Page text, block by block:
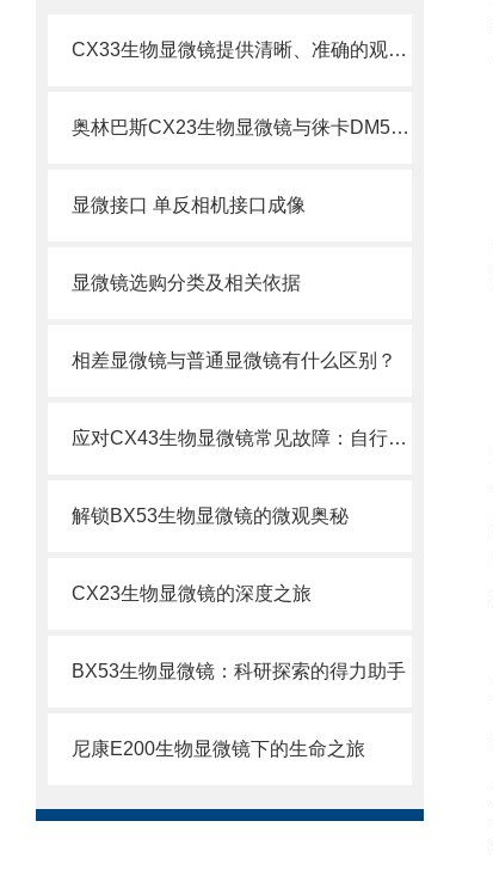
CX33生物显微镜提供清晰、准确的观察和分析样本的能力
奥林巴斯CX23生物显微镜与徕卡DM500生物显微镜比较
显微接口 单反相机接口成像
显微镜选购分类及相关依据
相差显微镜与普通显微镜有什么区别？
应对CX43生物显微镜常见故障：自行排查与解决妙招
解锁BX53生物显微镜的微观奥秘
CX23生物显微镜的深度之旅
BX53生物显微镜：科研探索的得力助手
尼康E200生物显微镜下的生命之旅